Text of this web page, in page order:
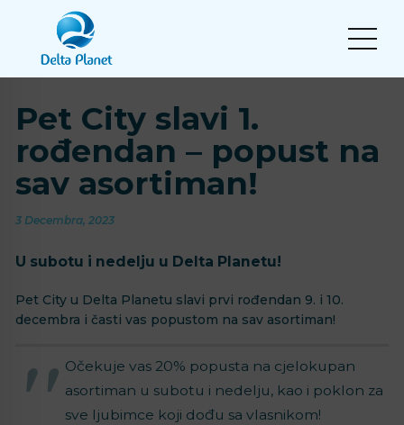
Pet City slavi 1.
rođendan – popust na
sav asortiman!
3 Decembra, 2023
U subotu i nedelju u Delta Planetu!
Pet City u Delta Planetu slavi prvi rođendan 9. i 10.
decembra i časti vas popustom na sav asortiman!
Očekuje vas 20% popusta na cjelokupan
asortiman u subotu i nedelju, kao i poklon za
sve ljubimce koji dođu sa vlasnikom!